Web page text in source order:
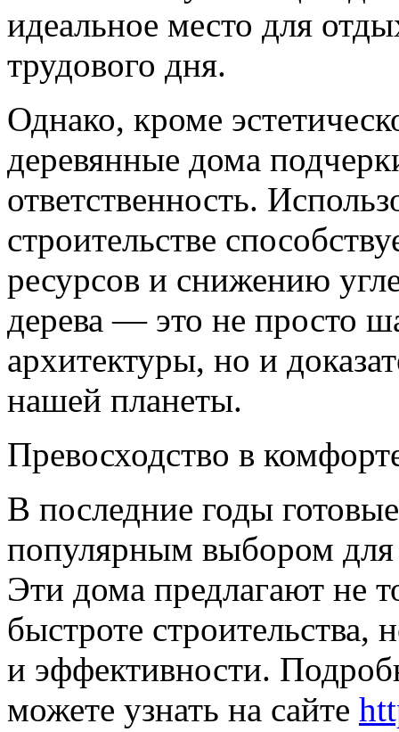
идеальное место для
трудового дня.
Однако, кроме
деревянные дома
ответственность.
строительстве
ресурсов и снижению
дерева — это не просто
архитектуры, но и
нашей планеты.
Превосходство в
В последние годы
популярным выбором для
Эти дома предлагают не
быстроте
и эффективности.
можете узнать на сайте